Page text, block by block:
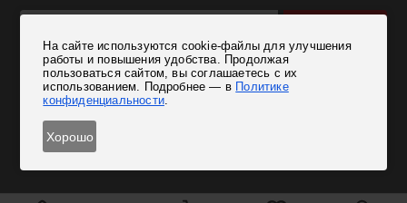
Согласен на обработку персональных данных
На сайте используются cookie-файлы для улучшения
работы и повышения удобства. Продолжая
пользоваться сайтом, вы соглашаетесь с их
использованием. Подробнее — в Политике
конфиденциальности.
Хорошо